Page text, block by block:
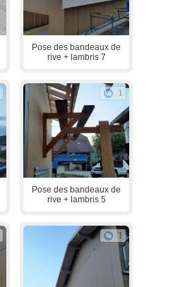
Pose des bandeaux de
rive + lambris 7
1
Pose des bandeaux de
rive + lambris 5
1